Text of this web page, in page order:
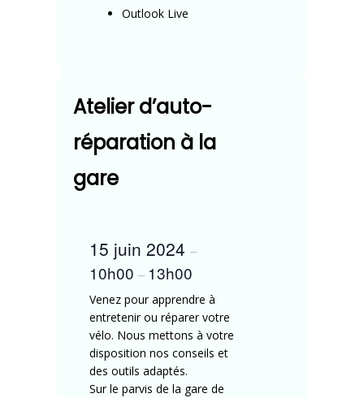
Outlook Live
Atelier d’auto-
réparation à la
gare
15 juin 2024 –
10h00 – 13h00
Venez pour apprendre à
entretenir ou réparer votre
vélo. Nous mettons à votre
disposition nos conseils et
des outils adaptés.
Sur le parvis de la gare de